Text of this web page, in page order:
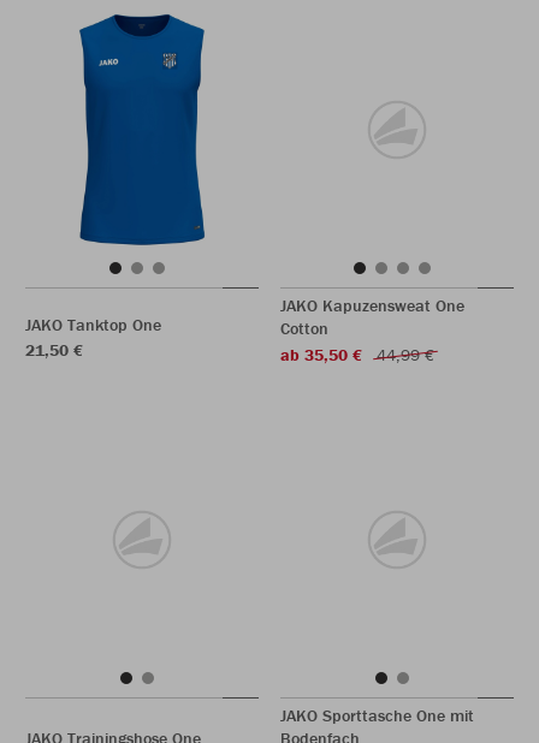
JAKO Tanktop One
21,50 €
JAKO Kapuzensweat One
Cotton
ab 35,50 €
44,99 €
JAKO Trainingshose One
JAKO Sporttasche One mit
Bodenfach